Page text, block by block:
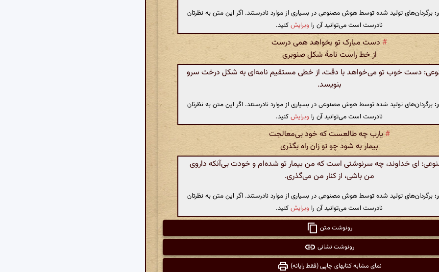
برگردان‌های تولید شده توسط هوش مصنوعی در بسیاری از موارد نادرستند. اگر این متن به نظرتان
نادرست است می‌توانید آن را ویرایشکنید.
# دست مبارک تو بخواهد همی درست
از خط راست نامهٔ شکل صنوبری
دست خوب تو می‌خواهد با دقت، از خطی مستقیم نامه‌ای به شکل درخت سرو
بنویسد.
برگردان‌های تولید شده توسط هوش مصنوعی در بسیاری از موارد نادرستند. اگر این متن به نظرتان
نادرست است می‌توانید آن را ویرایشکنید.
#یارب چه طالعست که خود بی‌معالجت
بیمار به شود چو تو زان راه بگذری
ای خداوند، چه سرنوشتی است که من بیمار تو شده‌ام و خودت بی‌آنکه داروی
من باشی، از کنار من می‌گذری.
برگردان‌های تولید شده توسط هوش مصنوعی در بسیاری از موارد نادرستند. اگر این متن به نظرتان
نادرست است می‌توانید آن را ویرایشکنید.
رونوشت متن
رونوشت نشانی
نمای مشابه کتابهای چاپی (فقط رایانه)